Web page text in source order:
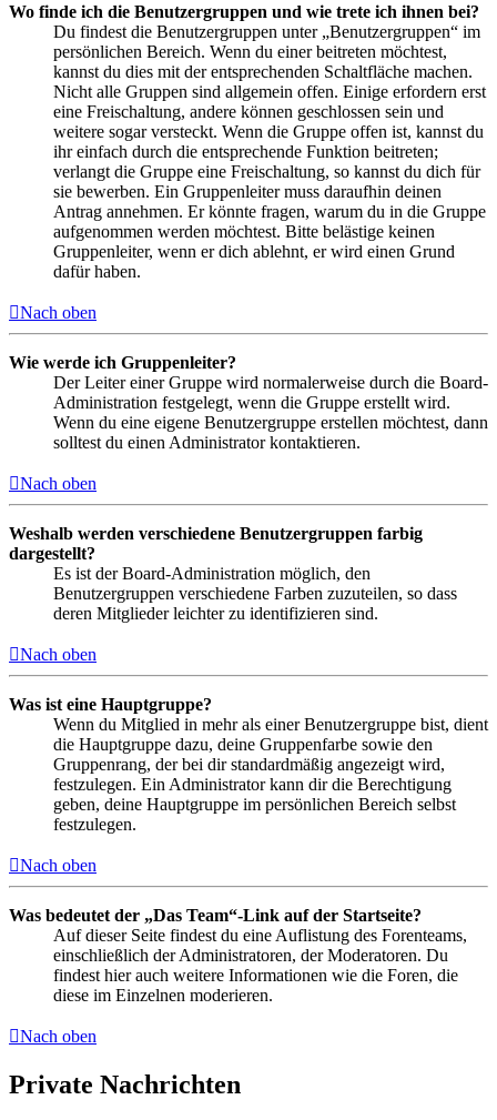
Wo finde ich die Benutzergruppen und wie trete ich ihnen bei?
Du findest die Benutzergruppen unter „Benutzergruppen“ im
persönlichen Bereich. Wenn du einer beitreten möchtest,
kannst du dies mit der entsprechenden Schaltfläche machen.
Nicht alle Gruppen sind allgemein offen. Einige erfordern erst
eine Freischaltung, andere können geschlossen sein und
weitere sogar versteckt. Wenn die Gruppe offen ist, kannst du
ihr einfach durch die entsprechende Funktion beitreten;
verlangt die Gruppe eine Freischaltung, so kannst du dich für
sie bewerben. Ein Gruppenleiter muss daraufhin deinen
Antrag annehmen. Er könnte fragen, warum du in die Gruppe
aufgenommen werden möchtest. Bitte belästige keinen
Gruppenleiter, wenn er dich ablehnt, er wird einen Grund
dafür haben.
Nach oben
Wie werde ich Gruppenleiter?
Der Leiter einer Gruppe wird normalerweise durch die Board-
Administration festgelegt, wenn die Gruppe erstellt wird.
Wenn du eine eigene Benutzergruppe erstellen möchtest, dann
solltest du einen Administrator kontaktieren.
Nach oben
Weshalb werden verschiedene Benutzergruppen farbig
dargestellt?
Es ist der Board-Administration möglich, den
Benutzergruppen verschiedene Farben zuzuteilen, so dass
deren Mitglieder leichter zu identifizieren sind.
Nach oben
Was ist eine Hauptgruppe?
Wenn du Mitglied in mehr als einer Benutzergruppe bist, dient
die Hauptgruppe dazu, deine Gruppenfarbe sowie den
Gruppenrang, der bei dir standardmäßig angezeigt wird,
festzulegen. Ein Administrator kann dir die Berechtigung
geben, deine Hauptgruppe im persönlichen Bereich selbst
festzulegen.
Nach oben
Was bedeutet der „Das Team“-Link auf der Startseite?
Auf dieser Seite findest du eine Auflistung des Forenteams,
einschließlich der Administratoren, der Moderatoren. Du
findest hier auch weitere Informationen wie die Foren, die
diese im Einzelnen moderieren.
Nach oben
Private Nachrichten